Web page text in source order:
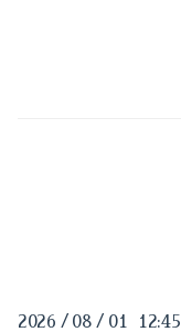
2026 / 08 / 01 12:45